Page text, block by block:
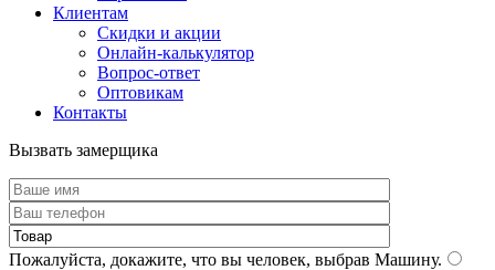
Клиентам
Скидки и акции
Онлайн-калькулятор
Вопрос-ответ
Оптовикам
Контакты
Вызвать замерщика
Пожалуйста, докажите, что вы человек, выбрав Машину.